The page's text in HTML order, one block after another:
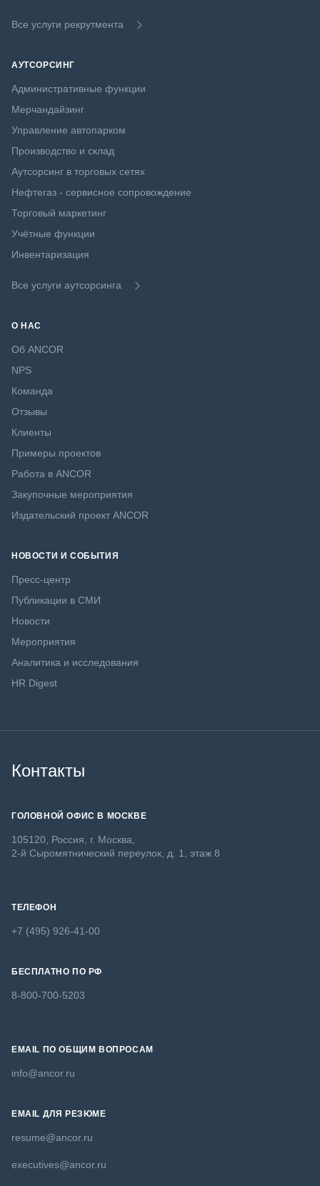
Все услуги рекрутмента
АУТСОРСИНГ
Административные функции
Мерчандайзинг
Управление автопарком
Производство и склад
Аутсорсинг в торговых сетях
Нефтегаз - сервисное сопровождение
Торговый маркетинг
Учётные функции
Инвентаризация
Все услуги аутсорсинга
О НАС
Об ANCOR
NPS
Команда
Отзывы
Клиенты
Примеры проектов
Работа в ANCOR
Закупочные мероприятия
Издательский проект ANCOR
НОВОСТИ И СОБЫТИЯ
Пресс-центр
Публикации в СМИ
Новости
Мероприятия
Аналитика и исследования
HR Digest
Контакты
ГОЛОВНОЙ ОФИС В МОСКВЕ
105120, Россия, г. Москва,
2-й Сыромятнический переулок, д. 1, этаж 8
ТЕЛЕФОН
+7 (495) 926-41-00
БЕСПЛАТНО ПО РФ
8-800-700-5203
EMAIL ПО ОБЩИМ ВОПРОСАМ
info@ancor.ru
EMAIL ДЛЯ РЕЗЮМЕ
resume@ancor.ru
executives@ancor.ru